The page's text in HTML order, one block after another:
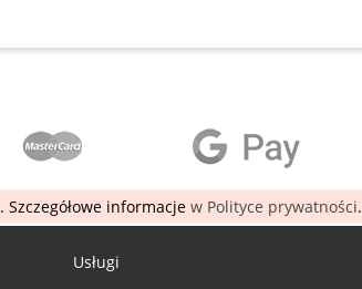
informacje w Polityce prywatności
Usługi